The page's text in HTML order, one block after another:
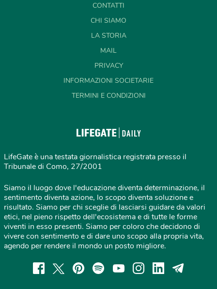
CONTATTI
CHI SIAMO
LA STORIA
MAIL
PRIVACY
INFORMAZIONI SOCIETARIE
TERMINI E CONDIZIONI
LifeGate è una testata giornalistica registrata presso il
Tribunale di Como, 27/2001
Siamo il luogo dove l'educazione diventa determinazione, il
sentimento diventa azione, lo scopo diventa soluzione e
risultato. Siamo per chi sceglie di lasciarsi guidare da valori
etici, nel pieno rispetto dell'ecosistema e di tutte le forme
viventi in esso presenti. Siamo per coloro che decidono di
vivere con sentimento e di dare uno scopo alla propria vita,
agendo per rendere il mondo un posto migliore.